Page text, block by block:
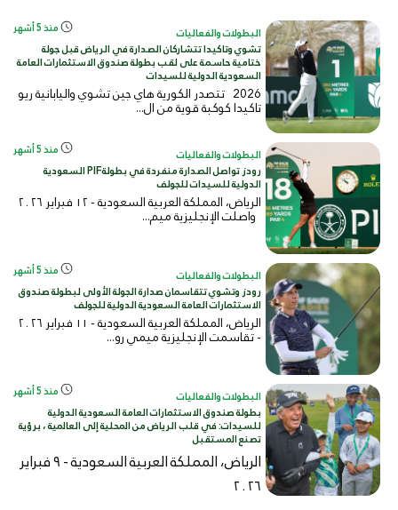
البطولات والفعاليات منذ 5 أشهر
تشوي وتاكيدا تتشاركان الصدارة في الرياض قبل جولة
ختامية حاسمة على لقب بطولة صندوق الاستثمارات العامة
السعودية الدولية للسيدات
2026 تتصدر الكورية هاي جين تشوي واليابانية ريو
تاكيدا كوكبة قوية من ال...
البطولات والفعاليات منذ 5 أشهر
رودز تواصل الصدارة منفردة في بطولةPIF السعودية
الدولية للسيدات للجولف
الرياض، المملكة العربية السعودية - ١٢ فبراير ٢٠٢٦
واصلت الإنجليزية ميم...
البطولات والفعاليات منذ 5 أشهر
رودز وتشوي تتقاسمان صدارة الجولة الأولى لبطولة صندوق
الاستثمارات العامة السعودية الدولية للجولف
الرياض، المملكة العربية السعودية - ١١ فبراير ٢٠٢٦
- تقاسمت الإنجليزية ميمي رو...
البطولات والفعاليات منذ 5 أشهر
بطولة صندوق الاستثمارات العامة السعودية الدولية
للسيدات: في قلب الرياض من المحلية إلى العالمية ، برؤية
تصنع المستقبل
الرياض، المملكة العربية السعودية - ٩ فبراير
٢٠٢٦